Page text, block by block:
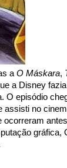
aO Máskara,
a Disney
O episódio
assisti no
ocorreram
gráfica,